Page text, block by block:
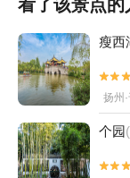
镇+扬州邵伯湖
念馆+扬州世博
驿心温泉度假村
华侨城梦幻之城
国大运河博物
+高邮·湖上花海
+宝应动物园+大
看了该景点的
瘦西
扬州
个园